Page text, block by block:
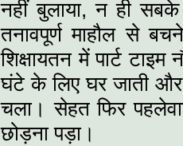
नहीं बुलाया, न ही
तनावपूर्ण माहौल से
शिक्षायतन में पार्ट
घंटे के लिए घर जाती
चला। सेहत फिर
छोड़ना पड़ा।